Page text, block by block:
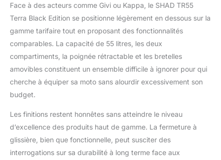
Face à des acteurs comme Givi ou Kappa, le SHAD TR55
Terra Black Edition se positionne légèrement en dessous sur la
gamme tarifaire tout en proposant des fonctionnalités
comparables. La capacité de 55 litres, les deux
compartiments, la poignée rétractable et les bretelles
amovibles constituent un ensemble difficile à ignorer pour qui
cherche à équiper sa moto sans alourdir excessivement son
budget.
Les finitions restent honnêtes sans atteindre le niveau
d’excellence des produits haut de gamme. La fermeture à
glissière, bien que fonctionnelle, peut susciter des
interrogations sur sa durabilité à long terme face aux